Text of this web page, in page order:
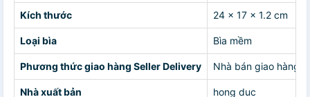
Kích thước 24 x 17 x 1.2 cm
Loại bìa Bìa mềm
Phương thức giao hàng Seller Delivery Nhà bán giao hàng
Nhà xuất bản hong duc